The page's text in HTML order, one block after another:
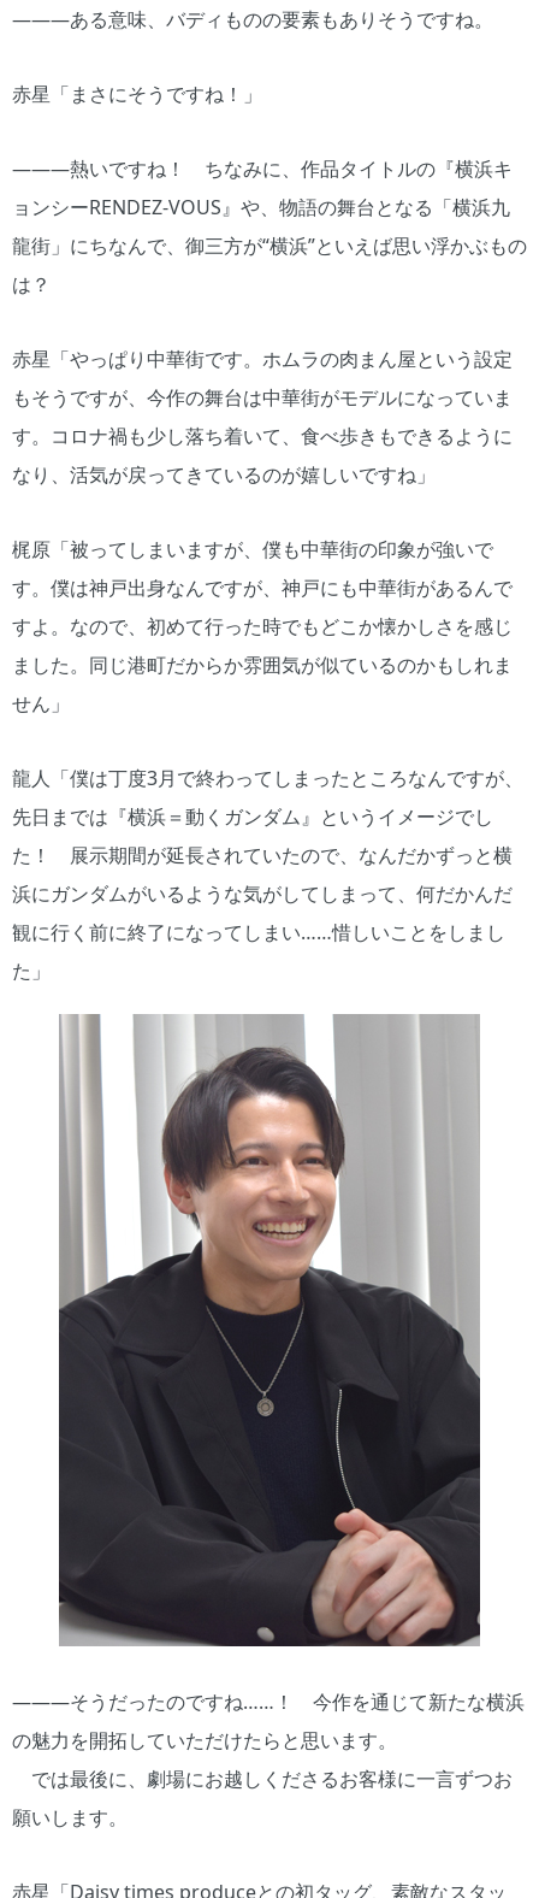
―――ある意味、バディものの要素もありそうですね。
赤星「まさにそうですね！」
―――熱いですね！ ちなみに、作品タイトルの『横浜キ
ョンシーRENDEZ-VOUS』や、物語の舞台となる「横浜九
龍街」にちなんで、御三方が“横浜”といえば思い浮かぶもの
は？
赤星「やっぱり中華街です。ホムラの肉まん屋という設定
もそうですが、今作の舞台は中華街がモデルになっていま
す。コロナ禍も少し落ち着いて、食べ歩きもできるように
なり、活気が戻ってきているのが嬉しいですね」
梶原「被ってしまいますが、僕も中華街の印象が強いで
す。僕は神戸出身なんですが、神戸にも中華街があるんで
すよ。なので、初めて行った時でもどこか懐かしさを感じ
ました。同じ港町だからか雰囲気が似ているのかもしれま
せん」
龍人「僕は丁度3月で終わってしまったところなんですが、
先日までは『横浜＝動くガンダム』というイメージでし
た！ 展示期間が延長されていたので、なんだかずっと横
浜にガンダムがいるような気がしてしまって、何だかんだ
観に行く前に終了になってしまい……惜しいことをしまし
た」
―――そうだったのですね……！ 今作を通じて新たな横浜
の魅力を開拓していただけたらと思います。
では最後に、劇場にお越しくださるお客様に一言ずつお
願いします。
赤星「Daisy times produceとの初タッグ、素敵なスタッ